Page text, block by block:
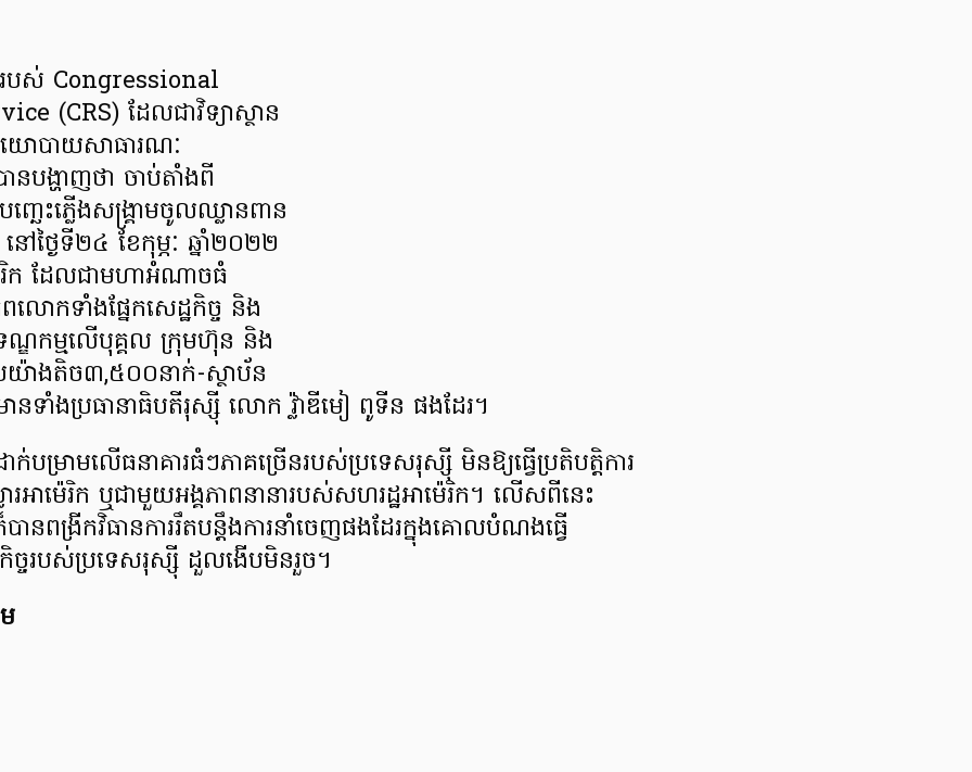
បស់ Congressional
(CRS) ដែលជាវិទ្យាស្ថាន
យោបាយសាធារណៈ
នបង្ហាញថា ចាប់តាំងពី
ឆេះភ្លើងសង្គ្រាមចូលឈ្លានពាន
ថ្ងៃទី២៤ ខែកុម្ភៈ ឆ្នាំ២០២២
ក ដែលជាមហាអំណាចធំ
កទាំងផ្នែកសេដ្ឋកិច្ច និង
ឌកម្មលើបុគ្គល ក្រុមហ៊ុន និង
យ៉ាងតិច៣,៥០០នាក់-ស្ថាប័ន
នទាំងប្រធានាធិបតីរុស្ស៊ី លោក វ្ល៉ាឌីមៀ ពូទីន ផងដែរ។
ក់បម្រាមលើធនាគារធំៗភាគច្រើនរបស់ប្រទេសរុស្ស៊ី មិនឱ្យធ្វើប្រតិបត្តិការ
ារអាម៉េរិក ឬជាមួយអង្គភាពនានារបស់សហរដ្ឋអាម៉េរិក។ លើសពីនេះ
ានពង្រីកវិធានការរឹតបន្តឹងការនាំចេញផងដែរក្នុងគោលបំណងធ្វើ
ច្ចរបស់ប្រទេសរុស្ស៊ី ដួលងើបមិនរួច។